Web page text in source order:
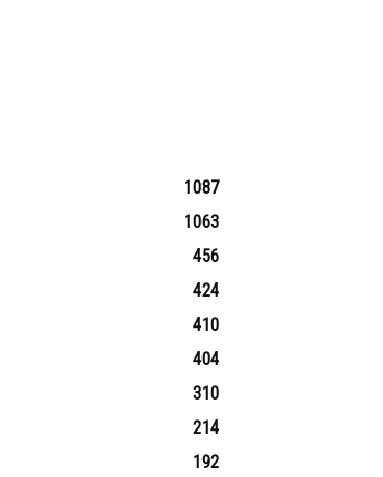
1087
1063
456
424
410
404
310
214
192